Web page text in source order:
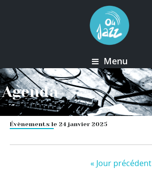
Menu
Agenda
Évènements le 24 janvier 2025
« Jour précédent